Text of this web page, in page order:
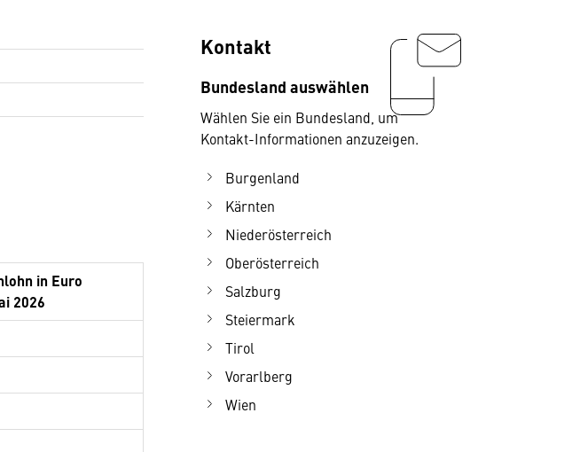
in Euro
2026
Kontakt
Bundesland auswählen
Wählen Sie ein Bundesland, um
Kontakt-Informationen anzuzeigen.
Burgenland
Kärnten
Niederösterreich
Oberösterreich
Salzburg
Steiermark
Tirol
Vorarlberg
Wien